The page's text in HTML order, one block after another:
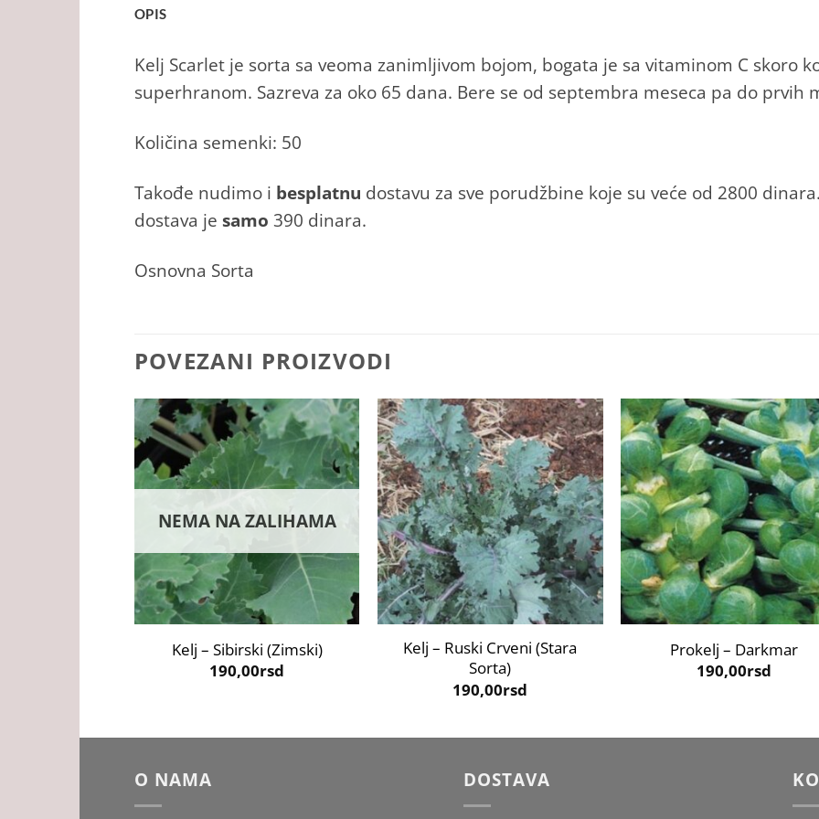
OPIS
Kelj Scarlet je sorta sa veoma zanimljivom bojom, bogata je sa vitaminom C skoro
superhranom. Sazreva za oko 65 dana. Bere se od septembra meseca pa do prvih
Količina semenki: 50
Takođe nudimo i besplatnu dostavu za sve porudžbine koje su veće od 2800
dostava je samo 390 dinara.
Osnovna Sorta
POVEZANI PROIZVODI
+
NEMA NA ZALIHAMA
Kelj – Sibirski (Zimski)
190,00rsd
+
Kelj – Ruski Crveni (Stara
Sorta)
190,00rsd
+
Prokelj – Darkmar
190,00rsd
O NAMA DOSTAVA